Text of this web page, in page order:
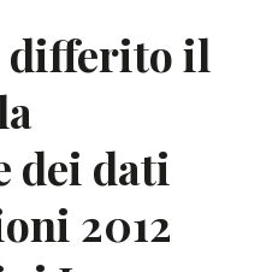
differito il
dei dati
2012